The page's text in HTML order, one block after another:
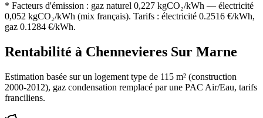
* Facteurs d'émission : gaz naturel 0,227 kgCO₂/kWh — électricité
0,052 kgCO₂/kWh (mix français). Tarifs : électricité 0.2516 €/kWh,
gaz 0.1284 €/kWh.
Rentabilité à Chennevieres Sur Marne
Estimation basée sur un logement type de 115 m² (construction
2000-2012), gaz condensation remplacé par une PAC Air/Eau, tarifs
franciliens.